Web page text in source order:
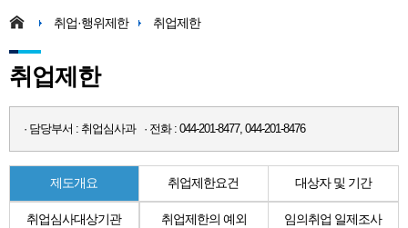
취업·행위제한 취업제한
취업제한
· 담당부서 : 취업심사과 · 전화 : 044-201-8477, 044-201-8476
제도개요 취업제한요건 대상자 및 기간
취업심사대상기관 취업제한의 예외 임의취업 일제조사